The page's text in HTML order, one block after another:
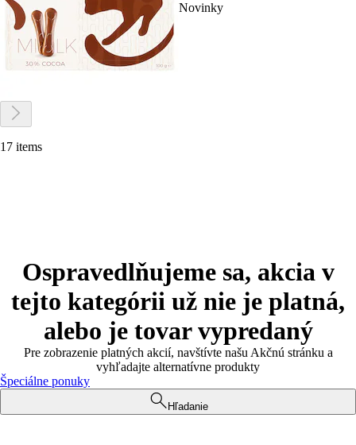
Novinky
17 items
Ospravedlňujeme sa, akcia v
tejto kategórii už nie je platná,
alebo je tovar vypredaný
Pre zobrazenie platných akcií, navštívte našu Akčnú stránku a
vyhľadajte alternatívne produkty
Špeciálne ponuky
Hľadanie